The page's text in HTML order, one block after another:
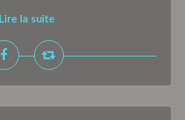
Lire la suite